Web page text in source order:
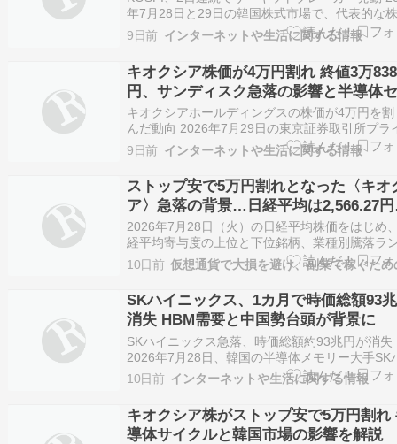
年7月28日と29日の韓国株式市場で、代表的な
指数であるKOSPI（韓国総合株価指数）にサー
トブレーカーが2日連続で発動された。韓国取
よると、両市場で2取引日連続の発動は制度導
初めての事例である。コスダッ…
9日前 インターネットや生活に関する情報
キオクシア株価が4万円割れ 終値3万
円、サンディスク急落の影響と半導体
ターの動向
キオクシアホールディングスの株価が4万円を割
んだ動向 2026年7月29日の東京証券取引所プラ
市場において、キオクシアホールディングス（
コード：285A）の株価が4万円を下回りました
値は38,380円で、前日終値の44,550円から
安（-13.85%）…
9日前 インターネットや生活に関する情報
ストップ安で5万円割れとなった〈キオ
ア〉急落の背景…日経平均は2,566.27
の「62,364.92円」と大幅反落【7月28
国内株式市場概況】 – 日経平均概況
2026年7月28日（火）の日経平均株価をはじめ
経平均寄与度の上位と下位銘柄、業種別騰落ラ
ング、東証プライム市場に上場している個別株
10日前
SKハイニックス、1カ月で時価総額93
消失 HBM需要と中国勢台頭が背景に
SKハイニックス急落、時価総額約93兆円が消失
2026年7月28日、韓国の半導体メモリー大手SK
ニックスの株価が大きく下落し、韓国総合株価
（KOSPI）の大幅安を引き起こしました。同社
価総額は、6月に付けた過去最高値からのわず
月余りで約5700億ドル（約93兆…
10日前 インターネットや生活に関する情報
キオクシア株がストップ安で5万円割れ
導体サイクルと韓国市場の影響を解説